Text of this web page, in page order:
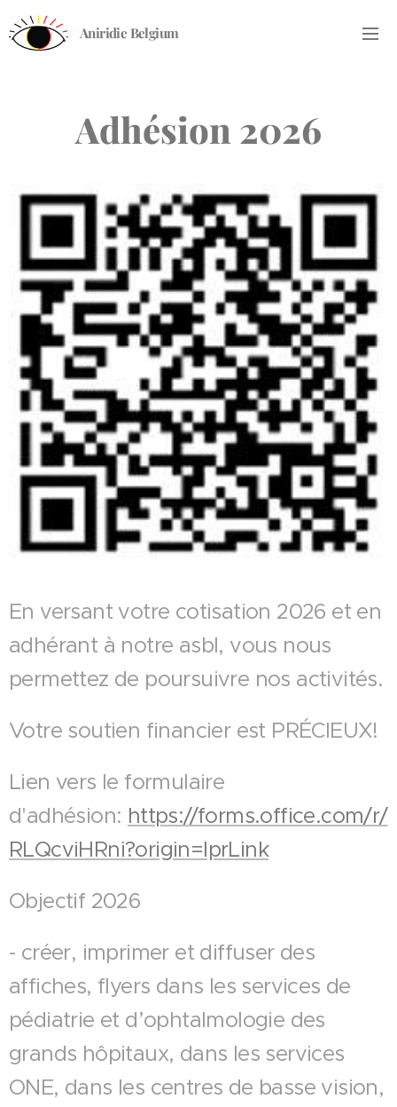
Aniridie Belgium
Adhésion 2026
En versant votre cotisation 2026 et en
adhérant à notre asbl, vous nous
permettez de poursuivre nos activités.
Votre soutien financier est PRÉCIEUX!
Lien vers le formulaire
d'adhésion: https://forms.office.com/r/
RLQcviHRni?origin=lprLink
Objectif 2026
- créer, imprimer et diffuser des
affiches, flyers dans les services de
pédiatrie et d’ophtalmologie des
grands hôpitaux, dans les services
ONE, dans les centres de basse vision,